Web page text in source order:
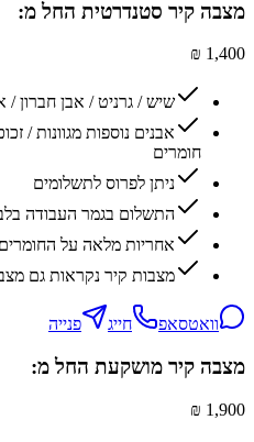
מצבה קיר סטנדרטית החל מ:
1,400 ₪
שיש / גרניט / אבן חברון /
אבנים נוספות מגוונות /
חומרים
ניתן לפרוס לתשלומים
התשלום בגמר העבודה
אחריות מלאה על
מצבות קיר נקראות גם
וואטסאפ חייג פנייה
מצבה קיר מושקעת החל מ:
1,900 ₪